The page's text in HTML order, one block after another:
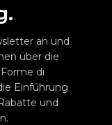
an und
über die
di
Einführung
und